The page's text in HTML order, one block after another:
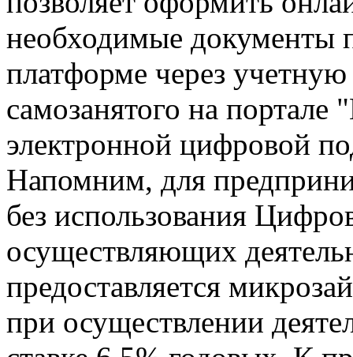
необходимые документы
платформе через
самозанятого на
электронной цифровой
Напомним, для
без использования
осуществляющих
предоставляется
при осуществлении